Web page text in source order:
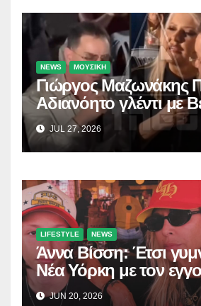
NEWS ΜΟΥΣΙΚΗ
Γιώργος Μαζωνάκης
Αδιανόητο γλέντι με
Σαλέα
JUL 27, 2026
LIFESTYLE NEWS
Άννα Βίσση: Έτσι
Νέα Υόρκη με τον
(Δείτε το βίντεο)
JUN 20, 2026